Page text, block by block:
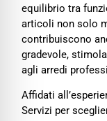
equilibrio tra
articoli non solo
contribuiscono
gradevole,
agli arredi
Affidati
Servizi per